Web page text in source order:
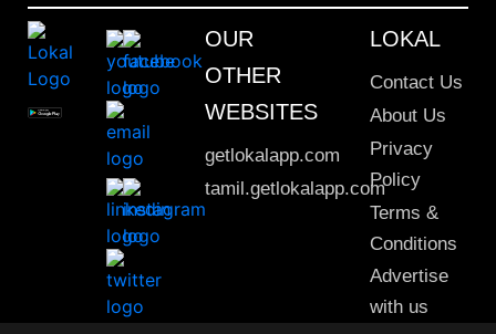
OUR
OTHER
WEBSITES
getlokalapp.com
tamil.getlokalapp.com
LOKAL
Contact Us
About Us
Privacy
Policy
Terms &
Conditions
Advertise
with us